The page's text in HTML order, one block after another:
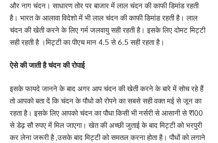
और नाग चंदन। साधारण तोर पर बाजार में लाल चंदन की काफी डिमांड रहती
है। भारत के आलावा विदेशो में भी लाल चंदन की काफी डिमांड रहती है। लाल
चंदन की खेती करने के लिए गर्म जलवायु सही रहती है। इसके लिए दोमट मिट्टी
सही रहती है ।मिट्टी का पीएच मान 4.5 से 6.5 सही रहता है।
ऐसे की जाती है चंदन की रोपाई
इसके फायदे जानने के बाद अगर आप चंदन की खेती करने के बारे में सोच रहे हैं
तो आपको बता दें कि चंदन के पौधो को रोपने का सबसे सही वक्त मई से जून का
रहता है। इसके लिए आपको चंदन का पौधा किसी भी नर्सरी से आसानी से ₹100
से डेढ़ सौ रुपए में मिल जाएगा। खेत की अच्छी जुताई के बाद मिट्टी को भरपुरी
कर लेना जरूरी है ,उसके बाद मिट्टी को समतल करना होता है। पौधों को लगाने